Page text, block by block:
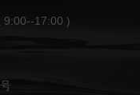
9:00--17:00 )